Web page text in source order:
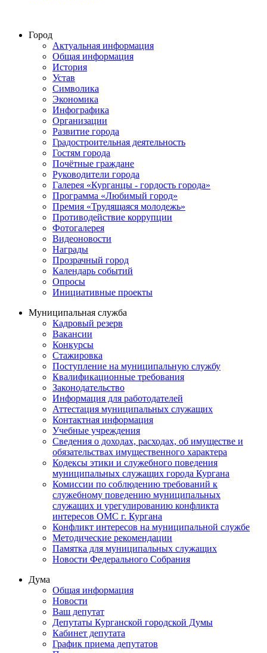
Город
Актуальная информация
Общая информация
История
Устав
Символика
Экономика
Инфографика
Организации
Развитие города
Градостроительная деятельность
Гостям города
Почётные граждане
Руководители города
Галерея «Курганцы - гордость города»
Программа «Любимый город»
Премия «Трудящаяся молодежь»
Противодействие коррупции
Фотогалерея
Видеоновости
Награды
Прозрачный город
Календарь событий
Опросы
Инициативные проекты
Муниципальная служба
Кадровый резерв
Вакансии
Конкурсы
Стажировка
Поступление на муниципальную службу
Квалификационные требования
Законодательство
Информация для работодателей
Аттестация муниципальных служащих
Контактная информация
Учебные учреждения
Сведения о доходах, расходах, об имуществе и
обязательствах имущественного характера
Кодексы этики и служебного поведения
муниципальных служащих города Кургана
Комиссии по соблюдению требований к
служебному поведению муниципальных
служащих и урегулированию конфликта
интересов ОМС г. Кургана
Конфликт интересов на муниципальной службе
Методические рекомендации
Памятка для муниципальных служащих
Новости Федерального Cобрания
Дума
Общая информация
Новости
Ваш депутат
Депутаты Курганской городской Думы
Кабинет депутата
График приема депутатов